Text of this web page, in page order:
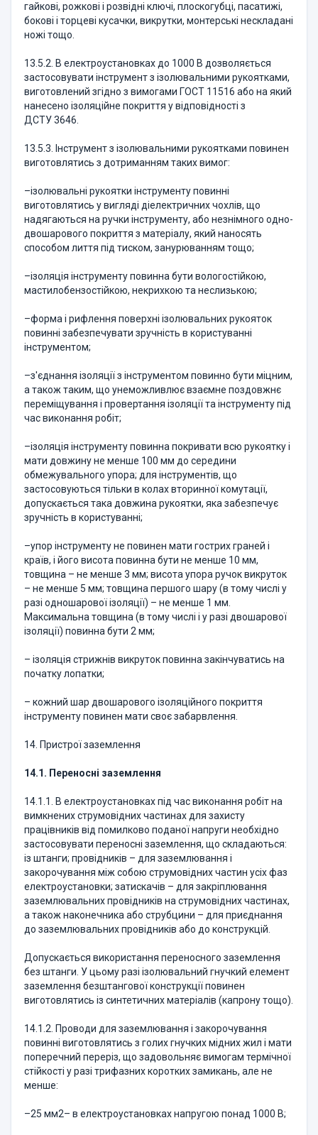
гайкові, рожкові і розвідні ключі, плоскогубці, пасатижі,
бокові і торцеві кусачки, викрутки, монтерські нескладані
ножі тощо.
13.5.2. В електроустановках до 1000 В дозволяється
застосовувати інструмент з ізолювальними рукоятками,
виготовлений згідно з вимогами ГОСТ 11516 або на який
нанесено ізоляційне покриття у відповідності з
ДСТУ 3646.
13.5.3. Інструмент з ізолювальними рукоятками повинен
виготовлятись з дотриманням таких вимог:
–ізолювальні рукоятки інструменту повинні
виготовлятись у вигляді діелектричних чохлів, що
надягаються на ручки інструменту, або незнімного одно-
двошарового покриття з матеріалу, який наносять
способом лиття під тиском, занурюванням тощо;
–ізоляція інструменту повинна бути вологостійкою,
мастилобензостійкою, некрихкою та неслизькою;
–форма і рифлення поверхні ізолювальних рукояток
повинні забезпечувати зручність в користуванні
інструментом;
–з'єднання ізоляції з інструментом повинно бути міцним,
а також таким, що унеможливлює взаємне поздовжнє
переміщування і провертання ізоляції та інструменту під
час виконання робіт;
–ізоляція інструменту повинна покривати всю рукоятку і
мати довжину не менше 100 мм до середини
обмежувального упора; для інструментів, що
застосовуються тільки в колах вторинної комутації,
допускається така довжина рукоятки, яка забезпечує
зручність в користуванні;
–упор інструменту не повинен мати гострих граней і
країв, і його висота повинна бути не менше 10 мм,
товщина – не менше 3 мм; висота упора ручок викруток
– не менше 5 мм; товщина першого шару (в тому числі у
разі одношарової ізоляції) – не менше 1 мм.
Максимальна товщина (в тому числі і у разі двошарової
ізоляції) повинна бути 2 мм;
– ізоляція стрижнів викруток повинна закінчуватись на
початку лопатки;
– кожний шар двошарового ізоляційного покриття
інструменту повинен мати своє забарвлення.
14. Пристрої заземлення
14.1. Переносні заземлення
14.1.1. В електроустановках під час виконання робіт на
вимкнених струмовідних частинах для захисту
працівників від помилково поданої напруги необхідно
застосовувати переносні заземлення, що складаються:
із штанги; провідників – для заземлювання і
закорочування між собою струмовідних частин усіх фаз
електроустановки; затискачів – для закріплювання
заземлювальних провідників на струмовідних частинах,
а також наконечника або струбцини – для приєднання
до заземлювальних провідників або до конструкцій.
Допускається використання переносного заземлення
без штанги. У цьому разі ізолювальний гнучкий елемент
заземлення безштангової конструкції повинен
виготовлятись із синтетичних матеріалів (капрону тощо).
14.1.2. Проводи для заземлювання і закорочування
повинні виготовлятись з голих гнучких мідних жил і мати
поперечний переріз, що задовольняє вимогам термічної
стійкості у разі трифазних коротких замикань, але не
менше:
–25 мм2– в електроустановках напругою понад 1000 В;